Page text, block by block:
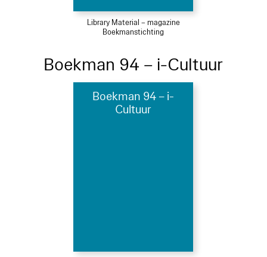
Library Material – magazine
Boekmanstichting
Boekman 94 – i-Cultuur
Boekman 94 – i-
Cultuur